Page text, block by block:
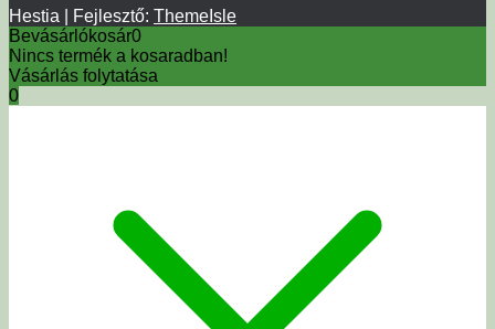
Hestia | Fejlesztő: ThemeIsle
Bevásárlókosár0
Nincs termék a kosaradban!
Vásárlás folytatása
0